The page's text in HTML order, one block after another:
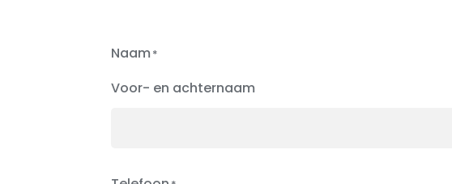
Naam
Voor- en achternaam